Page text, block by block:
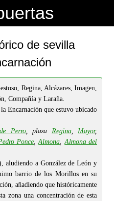
de sevilla
Regina, Alcázares, Imagen,
Compañía y Laraña.
Encarnación que estuvo ubicado
Perro, plaza Regina,Mayor,
Ponce,Almona,Almona del
aludiendo a González de León y
barrio de los Morillos en su
añadiendo que históricamente
zona una concentración de esta